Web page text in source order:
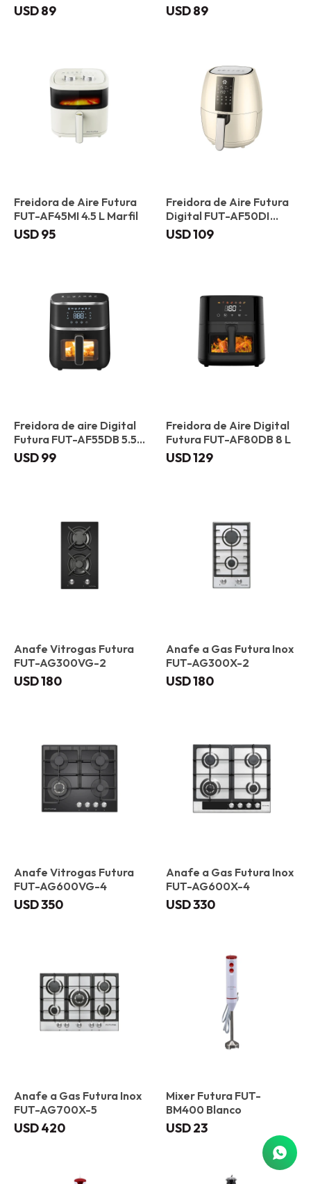
USD89 USD89
Freidora de Aire Futura
FUT-AF45MI 4.5 L Marfil
USD95
Freidora de Aire Futura
Digital FUT-AF50DI
Marfil
USD109
Freidora de aire Digital
Futura FUT-AF55DB 5.5
LUSD99
Freidora de Aire Digital
Futura FUT-AF80DB 8 L
USD129
Anafe Vitrogas Futura
FUT-AG300VG-2
USD180
Anafe a Gas Futura Inox
FUT-AG300X-2
USD180
Anafe Vitrogas Futura
FUT-AG600VG-4
USD350
Anafe a Gas Futura Inox
FUT-AG600X-4
USD330
Anafe a Gas Futura Inox
FUT-AG700X-5
USD420
Mixer Futura FUT-
BM400 Blanco
USD23